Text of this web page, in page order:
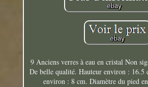
9 Anciens verres à eau en cristal Non
De belle qualité. Hauteur environ : 16.5
environ : 8 cm. Diamètre du pied